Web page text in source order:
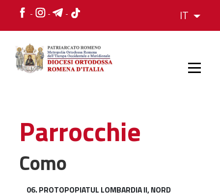
IT
STORIA
Parrocchie
Como
06. PROTOPOPIATUL LOMBARDIA II, NORD